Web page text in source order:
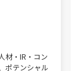
材・IR・コン
ポテンシャル